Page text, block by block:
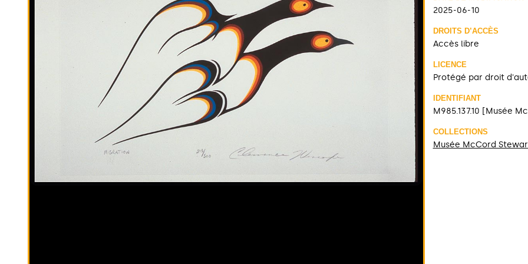
2025-06-10
DROITS D’ACCÈS
Accès libre
LICENCE
Protégé par droit
IDENTIFIANT
M985.137.10 [Musée
COLLECTIONS
Musée McCord